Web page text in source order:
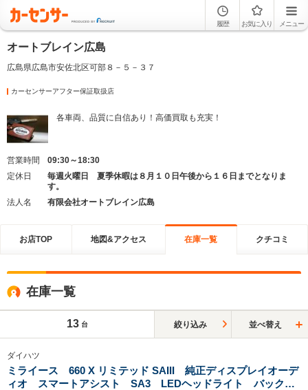
履歴 お気に入り メニュー
オートブレイン広島
広島県広島市安佐北区可部８－５－３７
カーセンサーアフター保証取扱店
各車両、品質に自信あり！高価買取も充実！
営業時間
09:30～18:30
定休日
毎週火曜日 夏季休暇は８月１０日午後から１６日までとなりま
す。
法人名
有限会社オートブレイン広島
お店TOP 地図&アクセス 在庫一覧 クチコミ
在庫一覧
13 台 絞り込み 並べ替え
ダイハツ
ミライース 660 X リミテッド SAIII 純正ディスプレイオーデ
ィオ スマートアシスト SA3 LEDヘッドライト バックカ